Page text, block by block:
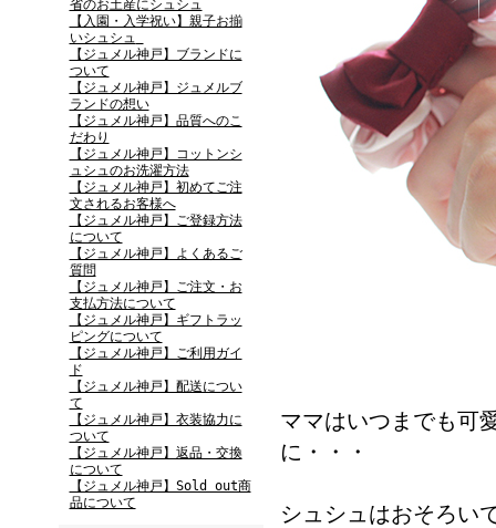
省のお土産にシュシュ
【入園・入学祝い】親子お揃
いシュシュ
【ジュメル神戸】ブランドに
ついて
【ジュメル神戸】ジュメルブ
ランドの想い
【ジュメル神戸】品質へのこ
だわり
【ジュメル神戸】コットンシ
ュシュのお洗濯方法
【ジュメル神戸】初めてご注
文されるお客様へ
【ジュメル神戸】ご登録方法
について
【ジュメル神戸】よくあるご
質問
【ジュメル神戸】ご注文・お
支払方法について
【ジュメル神戸】ギフトラッ
ピングについて
【ジュメル神戸】ご利用ガイ
ド
【ジュメル神戸】配送につい
て
【ジュメル神戸】衣装協力に
ついて
【ジュメル神戸】返品・交換
について
【ジュメル神戸】Sold out商
品について
ママはいつまでも可
に・・・
シュシュはおそろい